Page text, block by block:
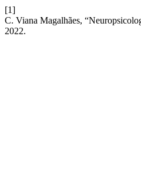
[1]
C. Viana Magalhães,
2022.